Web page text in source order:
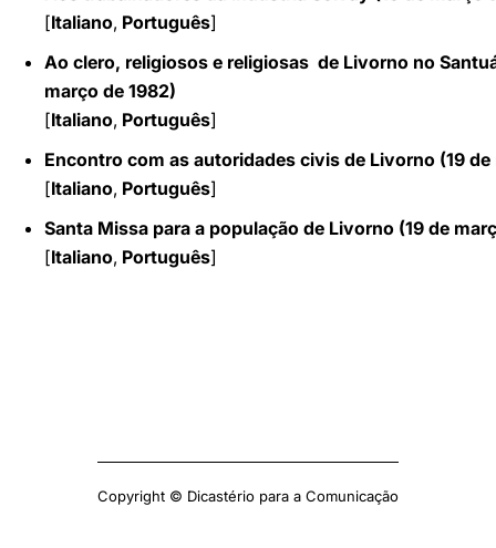
[Italiano, Português]
Ao clero, religiosos e religiosas de Livorno no
março de 1982)
[Italiano, Português]
Encontro com as autoridades civis de Livorno (19 de
[Italiano, Português]
Santa Missa para a população de Livorno (19 de
[Italiano, Português]
Copyright © Dicastério para a Comunicação